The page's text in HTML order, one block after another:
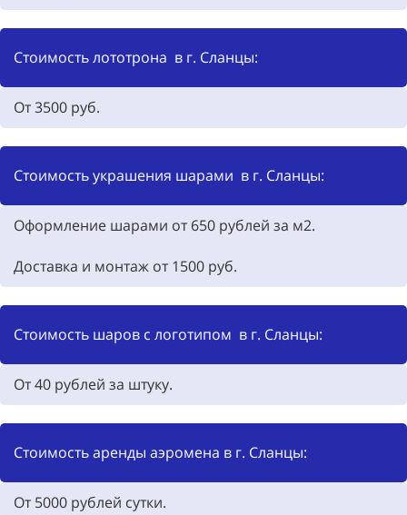
Стоимость лототрона в г. Сланцы:
От 3500 руб.
Стоимость украшения шарами в г. Сланцы:
Оформление шарами от 650 рублей за м2.
Доставка и монтаж от 1500 руб.
Стоимость шаров с логотипом в г. Сланцы:
От 40 рублей за штуку.
Стоимость аренды аэромена в г. Сланцы:
От 5000 рублей сутки.